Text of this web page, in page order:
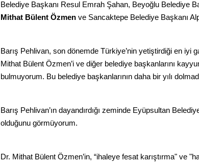
Belediye Başkanı Resul Emrah Şahan, Beyoğlu Belediye
Mithat Bülent Özmenve Sancaktepe Belediye Başkanı
Barış Pehlivan, son dönemde Türkiye’nin yetiştirdiği en iyi
Mithat Bülent Özmen’i ve diğer belediye başkanlarını
bulmuyorum. Bu belediye başkanlarının daha bir yılı
Barış Pehlivan’ın dayandırdığı zeminde Eyüpsultan
olduğunu görmüyorum.
Dr. Mithat Bülent Özmen’in, “ihaleye fesat karıştırma" ve